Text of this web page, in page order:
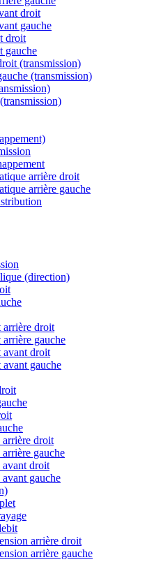
droit
gauche
droit
gauche
(transmission)
(transmission)
arrière droit
arrière gauche
(direction)
arrière droit
arrière gauche
avant droit
avant gauche
droit
gauche
droit
gauche
arrière droit
arrière gauche